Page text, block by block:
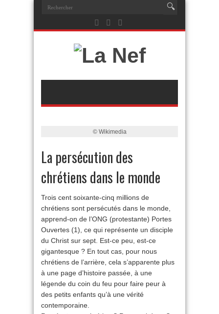
© Wikimedia
La persécution des
chrétiens dans le monde
Trois cent soixante-cinq millions de
chrétiens sont persécutés dans le monde,
apprend-on de l’ONG (protestante) Portes
Ouvertes (1), ce qui représente un disciple
du Christ sur sept. Est-ce peu, est-ce
gigantesque ? En tout cas, pour nous
chrétiens de l’arrière, cela s’apparente plus
à une page d’histoire passée, à une
légende du coin du feu pour faire peur à
des petits enfants qu’à une vérité
contemporaine.